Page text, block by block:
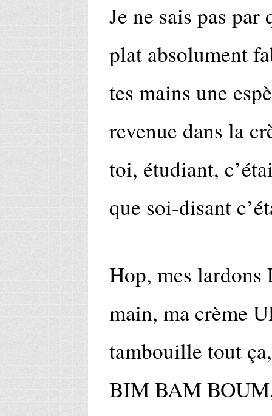
Je ne sais pas
plat absolument
tes mains une
revenue dans la
toi, étudiant,
que soi-disant
Hop, mes lardons
main, ma crème
tambouille tout
BIM BAM